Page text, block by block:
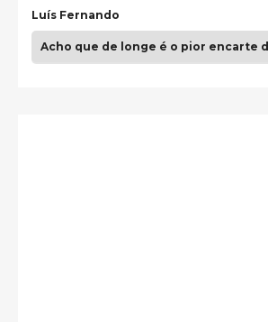
Luís Fernando
Acho que de longe é o pior encarte